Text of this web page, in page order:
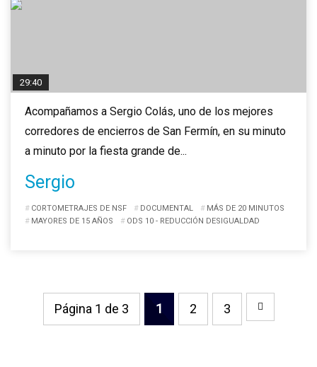
29:40
CORTOMETRAJES DE NSF DOCUMENTAL
MÁS DE 20 MINUTOS
MAYORES DE 15 AÑOS
ODS 10 - REDUCCIÓN DESIGUALDAD
Sergio
Acompañamos a Sergio Colás, uno de los mejores
corredores de encierros de San Fermín, en su minuto
a minuto por la fiesta grande de...
Página 1 de 3 1 2 3